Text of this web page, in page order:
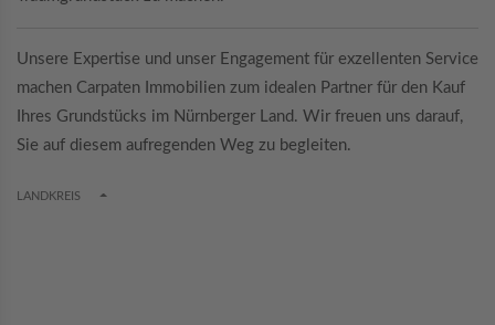
Unsere Expertise und unser Engagement für exzellenten Service
machen Carpaten Immobilien zum idealen Partner für den Kauf
Ihres Grundstücks im Nürnberger Land. Wir freuen uns darauf,
Sie auf diesem aufregenden Weg zu begleiten.
LANDKREIS TOGGLE DROPDOWN